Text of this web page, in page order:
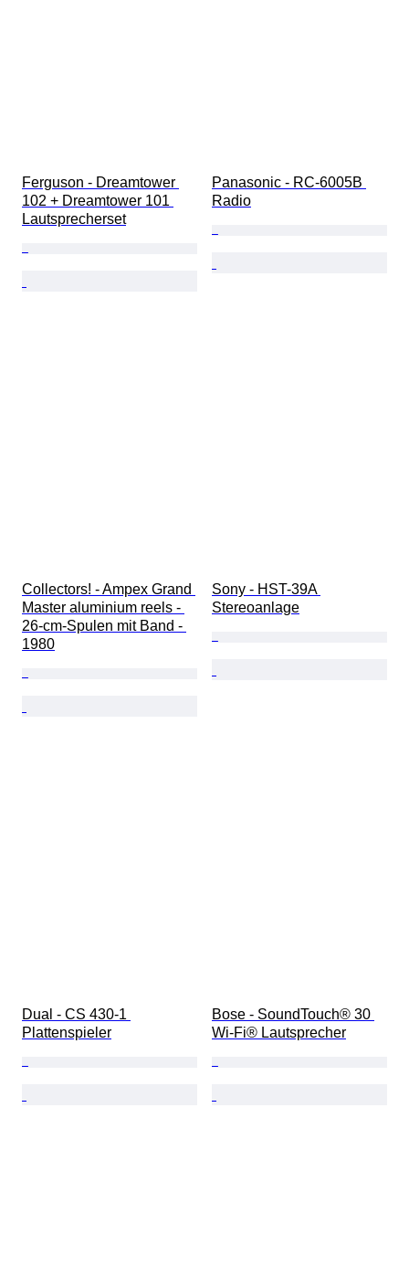
Ferguson - Dreamtower
102 + Dreamtower 101
Lautsprecherset
Panasonic - RC-6005B
Radio
Collectors! - Ampex Grand
Master aluminium reels -
26-cm-Spulen mit Band -
1980
Sony - HST-39A
Stereoanlage
Dual - CS 430-1
Plattenspieler
Bose - SoundTouch® 30
Wi-Fi® Lautsprecher